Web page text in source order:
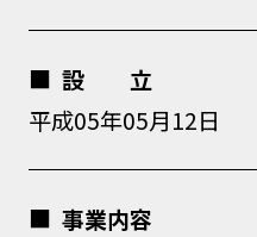
設 立
平成05年05月12日
事業内容